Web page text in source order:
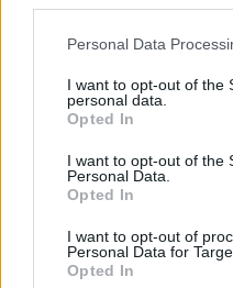
Please note that this
not limited to your visit or
grant or deny consent to
use your data for below
consent section.
Personal Data
I want to opt-out of the
personal data.
Opted In
I want to opt-out of the
Personal Data.
Opted In
I want to opt-out of
Personal Data for
Opted In
ÉLETMÓD # EZOTÉRIA
Népszerű